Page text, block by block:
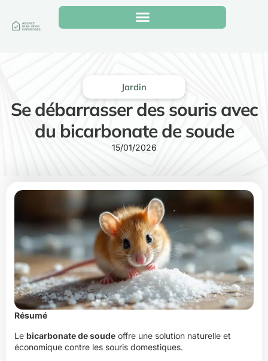
Jardin
Se débarrasser des souris avec
du bicarbonate de soude
15/01/2026
Résumé
Le bicarbonate de soude offre une solution naturelle et
économique contre les souris domestiques.